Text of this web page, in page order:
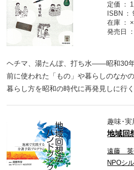
定価
ISBN
在庫
発売日
ヘチマ、湯たんぽ、打ち水――昭和30
前に使われた「もの」や暮らしのなか
暮らし方を昭和の時代に再発見しに行
趣味･
地域回
遠藤 英
NPOシ